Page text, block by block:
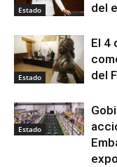
Estado
del
Estado
El 4
del
Estado